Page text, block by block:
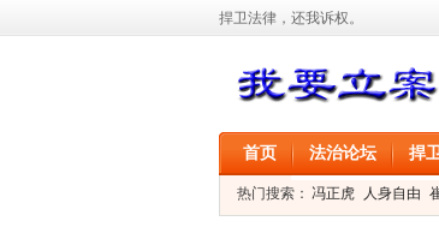
捍卫法律，还我诉权。
首页 法治论坛 捍
热门搜索： 冯正虎 人身自由
叶剑 刑事拘留 信息公开 叶